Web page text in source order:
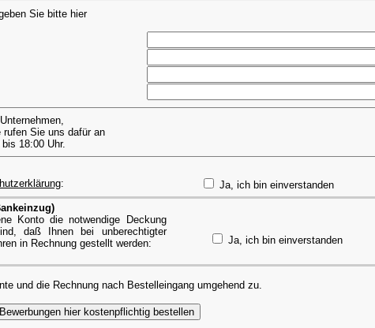
Sie bitte hier
Sie uns dafür an
18:00 Uhr.
:
Ja, ich bin einverstanden
Konto die notwendige Deckung
daß Ihnen bei unberechtigter
in Rechnung gestellt werden:
Ja, ich bin einverstanden
und die Rechnung nach Bestelleingang umgehend zu.